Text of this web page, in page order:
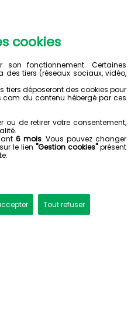
cookies
fonctionnement. Certaines
tiers (réseaux sociaux, vidéo,
tiers déposeront des cookies pour
du contenu hébergé par ces
de retirer votre consentement,
6 mois. Vous pouvez changer
le lien "Gestion cookies"présent
Tout refuser